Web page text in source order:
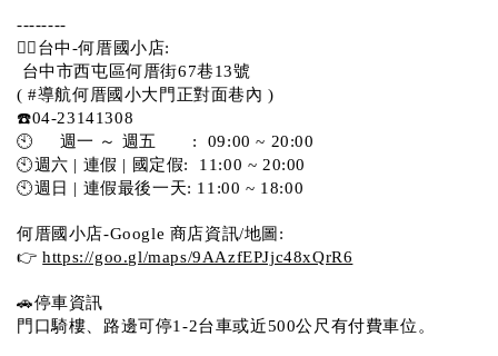
--------
💁‍♀️台中-何厝國小店:
台中市西屯區何厝街67巷13號
( #導航何厝國小大門正對面巷內 )
☎️04-23141308
🕙     週一 ～ 週五       :  09:00 ~ 20:00
🕙週六 | 連假 | 國定假:  11:00 ~ 20:00
🕙週日 | 連假最後一天: 11:00 ~ 18:00
何厝國小店-Google 商店資訊/地圖:
👉 https://goo.gl/maps/9AAzfEPJjc48xQrR6
🚗停車資訊
門口騎樓、路邊可停1-2台車或近500公尺有付費車位。